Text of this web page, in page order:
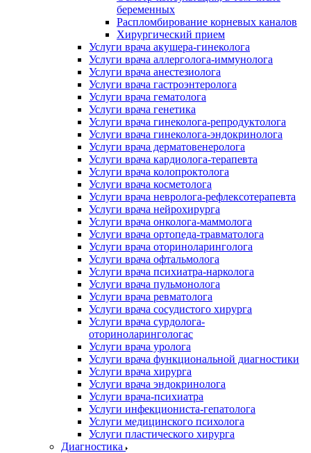
беременных
Распломбирование корневых каналов
Хирургический прием
Услуги врача акушера-гинеколога
Услуги врача аллерголога-иммунолога
Услуги врача анестезиолога
Услуги врача гастроэнтеролога
Услуги врача гематолога
Услуги врача генетика
Услуги врача гинеколога-репродуктолога
Услуги врача гинеколога-эндокринолога
Услуги врача дерматовенеролога
Услуги врача кардиолога-терапевта
Услуги врача колопроктолога
Услуги врача косметолога
Услуги врача невролога-рефлексотерапевта
Услуги врача нейрохирурга
Услуги врача онколога-маммолога
Услуги врача ортопеда-травматолога
Услуги врача оториноларинголога
Услуги врача офтальмолога
Услуги врача психиатра-нарколога
Услуги врача пульмонолога
Услуги врача ревматолога
Услуги врача сосудистого хирурга
Услуги врача сурдолога-
оториноларингологас
Услуги врача уролога
Услуги врача функциональной диагностики
Услуги врача хирурга
Услуги врача эндокринолога
Услуги врача-психиатра
Услуги инфекциониста-гепатолога
Услуги медицинского психолога
Услуги пластического хирурга
Диагностика